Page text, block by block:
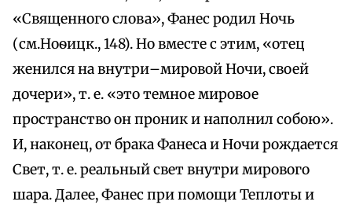
«Священного слова», Фанес родил Ночь
(см.Ноѳицк., 148). Но вместе с этим, «отец
женился на внутри–мировой Ночи, своей
дочери», т. е. «это темное мировое
пространство он проник и наполнил собою».
И, наконец, от брака Фанеса и Ночи рождается
Свет, т. е. реальный свет внутри мирового
шара. Далее, Фанес при помощи Теплоты и